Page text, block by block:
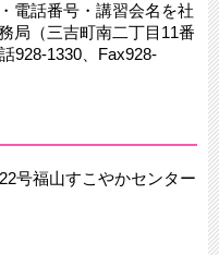
電話番号・講習会名を社
局（三吉町南二丁目11番
928-1330、Fax928-
号福山すこやかセンター